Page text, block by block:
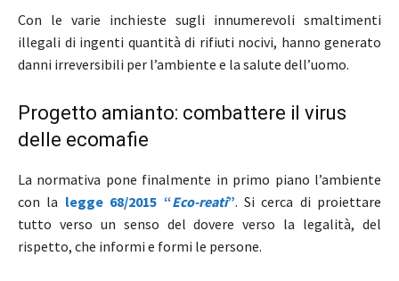
Con le varie inchieste sugli innumerevoli smaltimenti
illegali di ingenti quantità di rifiuti nocivi, hanno generato
danni irreversibili per l’ambiente e la salute dell’uomo.
Progetto amianto: combattere il virus
delle ecomafie
La normativa pone finalmente in primo piano l’ambiente
con la legge 68/2015 “Eco-reati”. Si cerca di proiettare
tutto verso un senso del dovere verso la legalità, del
rispetto, che informi e formi le persone.